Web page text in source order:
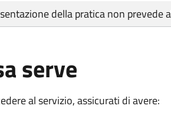
pagamentodella pratica non prevede
serve
al servizio, assicurati di avere: